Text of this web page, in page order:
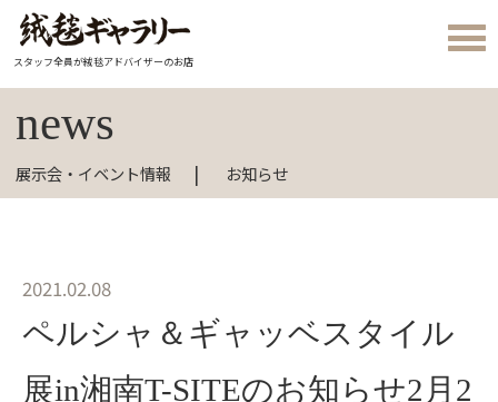
スタッフ全員が絨毯アドバイザーのお店
news
展示会・イベント情報 お知らせ
2021.02.08
ペルシャ＆ギャッベスタイル
展in湘南T-SITEのお知らせ2月2